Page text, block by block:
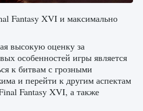
Fantasy XVI и максимально
высокую оценку за
особенностей игры является
к битвам с грозными
и перейти к другим аспектам
Fantasy XVI, а также